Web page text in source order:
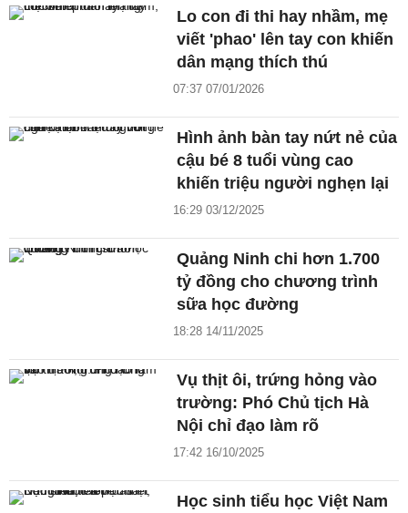
Lo con đi thi hay nhầm, mẹ
viết 'phao' lên tay con khiến
dân mạng thích thú
07:37 07/01/2026
Hình ảnh bàn tay nứt nẻ của
cậu bé 8 tuổi vùng cao
khiến triệu người nghẹn lại
16:29 03/12/2025
Quảng Ninh chi hơn 1.700
tỷ đồng cho chương trình
sữa học đường
18:28 14/11/2025
Vụ thịt ôi, trứng hỏng vào
trường: Phó Chủ tịch Hà
Nội chỉ đạo làm rõ
17:42 16/10/2025
Học sinh tiểu học Việt Nam